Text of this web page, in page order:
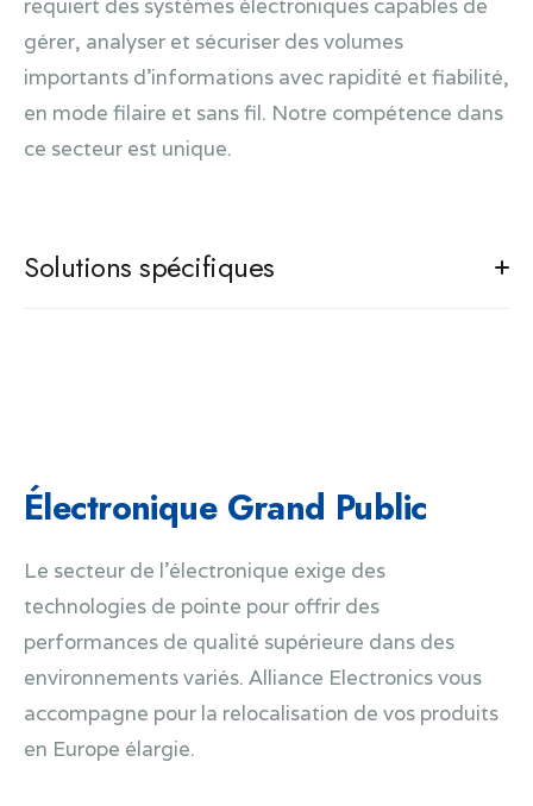
requiert des systèmes électroniques capables de
gérer, analyser et sécuriser des volumes
importants d’informations avec rapidité et fiabilité,
en mode filaire et sans fil. Notre compétence dans
ce secteur est unique.
Solutions spécifiques
plaques minéralogiques
à faible latence
Matériel de communication pour salles de marchés
Électronique Grand Public
Le secteur de l'électronique exige des
technologies de pointe pour offrir des
performances de qualité supérieure dans des
environnements variés. Alliance Electronics vous
accompagne pour la relocalisation de vos produits
en Europe élargie.